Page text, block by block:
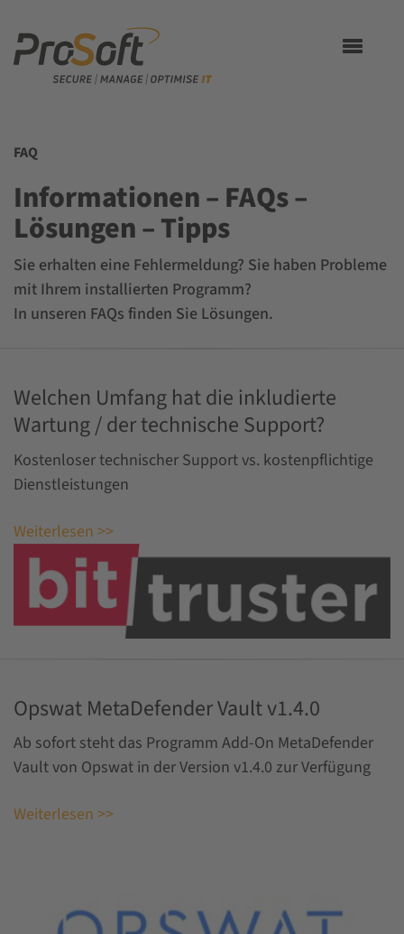
Toggle
FAQ
Informationen – FAQs –
Lösungen – Tipps
Sie erhalten eine Fehlermeldung? Sie haben Probleme
mit Ihrem installierten Programm?
In unseren FAQs finden Sie Lösungen.
Welchen Umfang hat die inkludierte
Wartung / der technische Support?
Kostenloser technischer Support vs. kostenpflichtige
Dienstleistungen
Weiterlesen >>
Opswat MetaDefender Vault v1.4.0
Ab sofort steht das Programm Add-On MetaDefender
Vault von Opswat in der Version v1.4.0 zur Verfügung
Weiterlesen >>